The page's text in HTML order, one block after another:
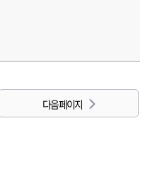
다음 페이지